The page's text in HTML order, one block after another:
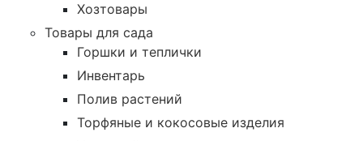
Хозтовары
Товары для сада
Горшки и теплички
Инвентарь
Полив растений
Торфяные и кокосовые изделия